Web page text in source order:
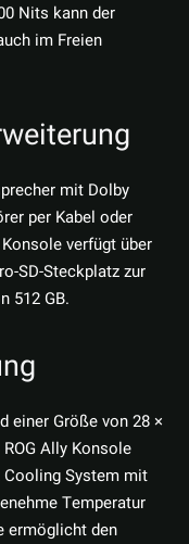
Nits kann der
im Freien
mit Dolby
per Kabel oder
verfügt über
SD-Steckplatz zur
512 GB.
einer Größe von 28 ×
Ally Konsole
Cooling System mit
Temperatur
ermöglicht den